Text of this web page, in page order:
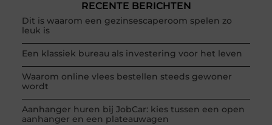
RECENTE BERICHTEN
Dit is waarom een gezinsescaperoom spelen zo
leuk is
Een klassiek bureau als investering voor het leven
Waarom online vlees bestellen steeds gewoner
wordt
Aanhanger huren bij JobCar: kies tussen een open
aanhanger en een plateauwagen